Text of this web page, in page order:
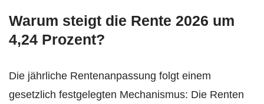
Warum steigt die Rente 2026 um
4,24 Prozent?
Die jährliche Rentenanpassung folgt einem
gesetzlich festgelegten Mechanismus: Die Renten